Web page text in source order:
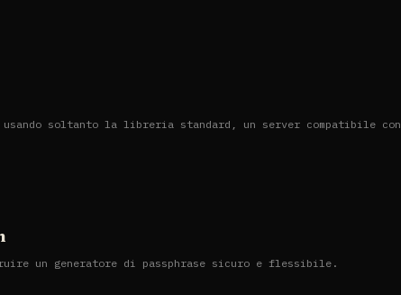
soltanto la libreria standard, un server compatibile con
un generatore di passphrase sicuro e flessibile.